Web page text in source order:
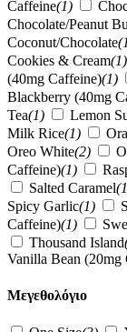
Caffeine(1)
Chocolate/Peanut
Coconut/Chocolate
Cookies & Cream(1)
(40mg Caffeine)(1)
Blackberry (40mg
Tea(1) Lemon
Milk Rice(1)
Oreo White(2)
Caffeine)(1)
Salted Caramel
Spicy Garlic(1)
Caffeine)(1)
Thousand Island
Vanilla Bean (20mg
Μεγεθολόγιο